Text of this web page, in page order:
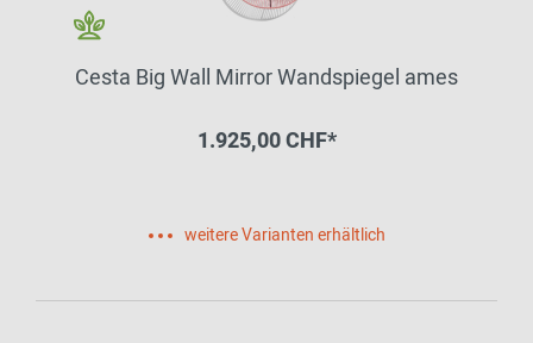
Cesta Big Wall Mirror Wandspiegel ames
1.925,00 CHF*
weitere Varianten erhältlich